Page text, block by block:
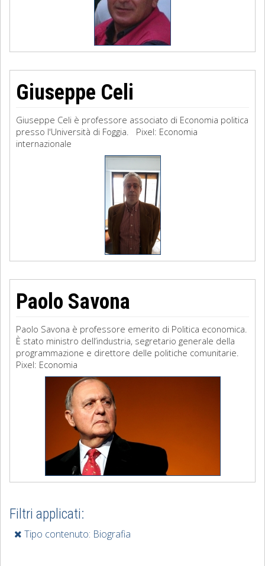
Giuseppe Celi
Giuseppe Celi è professore associato di Economia politica
presso l'Università di Foggia. Pixel: Economia
internazionale
Paolo Savona
Paolo Savona è professore emerito di Politica economica.
È stato ministro dell’industria, segretario generale della
programmazione e dire­ttore delle politiche comunitarie.
Pixel: Economia
Filtri applicati:
Tipo contenuto: Biografia